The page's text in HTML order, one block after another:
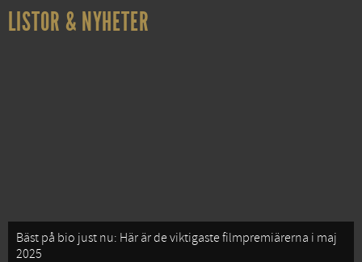
LISTOR & NYHETER
Bäst på bio just nu: Här är de viktigaste filmpremiärerna i maj
2025